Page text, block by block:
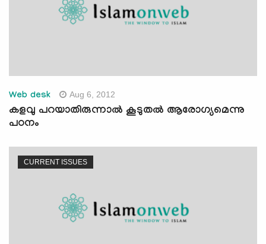
Web desk Aug 6, 2012
കളവു പറയാതിരുന്നാല്‍ കൂടുതല്‍ ആരോഗ്യമെന്നു
പഠനം
CURRENT ISSUES